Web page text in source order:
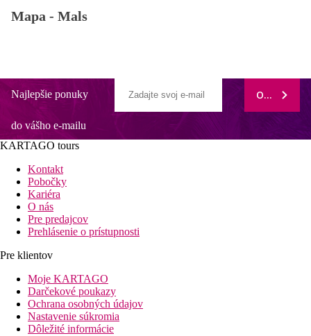
Mapa - Mals
Najlepšie ponuky
do vášho e-mailu
ODOBERAŤ
KARTAGO tours
Kontakt
Pobočky
Kariéra
O nás
Pre predajcov
Prehlásenie o prístupnosti
Pre klientov
Moje KARTAGO
Darčekové poukazy
Ochrana osobných údajov
Nastavenie súkromia
Dôležité informácie